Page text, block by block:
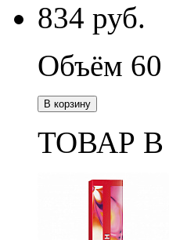
834 руб.
Объём
В корзину
ТОВАР